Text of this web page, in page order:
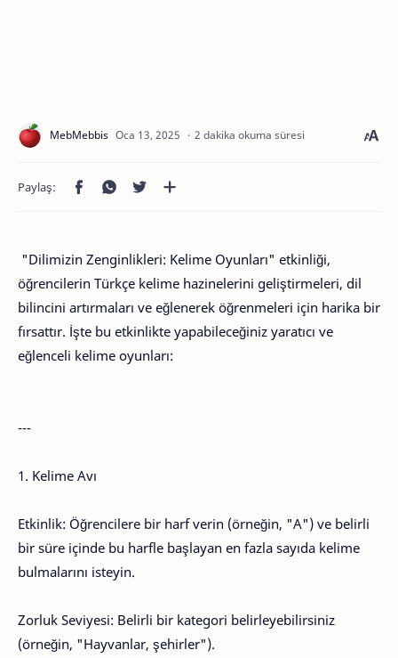
2 dakika okuma süresi
"Dilimizin Zenginlikleri: Kelime Oyunları" etkinliği,
öğrencilerin Türkçe kelime hazinelerini geliştirmeleri, dil
bilincini artırmaları ve eğlenerek öğrenmeleri için harika bir
fırsattır. İşte bu etkinlikte yapabileceğiniz yaratıcı ve
eğlenceli kelime oyunları:
---
1. Kelime Avı
Etkinlik: Öğrencilere bir harf verin (örneğin, "A") ve belirli
bir süre içinde bu harfle başlayan en fazla sayıda kelime
bulmalarını isteyin.
Zorluk Seviyesi: Belirli bir kategori belirleyebilirsiniz
(örneğin, "Hayvanlar, şehirler").